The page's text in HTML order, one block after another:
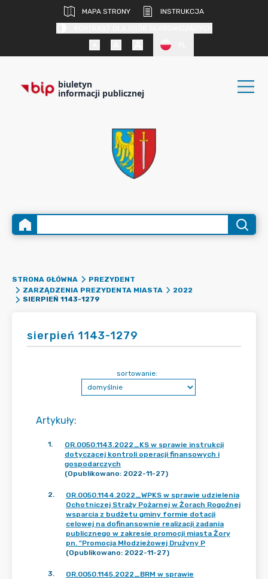
MAPA STRONY
INSTRUKCJA
biuletyn
informacji publicznej
STRONA GŁÓWNA
PREZYDENT
ZARZĄDZENIA PREZYDENTA MIASTA
2022
SIERPIEŃ 1143-1279
sierpień 1143-1279
Artykuły:
sortowanie:
1.
OR.0050.1143.2022_KS w sprawie instrukcji
dotyczącej kontroli operacji finansowych i
gospodarczych
(Opublikowano: 2022-11-27)
2.
OR.0050.1144.2022_WPKS w sprawie udzielenia
Ochotniczej Straży Pożarnej w Żorach Rogoźnej
wsparcia z budżetu gminy formie dotacji
celowej na dofinansownie realizacji zadania
publicznego w zakresie promocji miasta Żory
pn. "Promocja Młodzieżowej Drużyny P
(Opublikowano: 2022-11-27)
3.
OR.0050.1145.2022_BRM w sprawie